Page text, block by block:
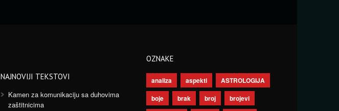
NAJNOVIJI TEKSTOVI
Kamen za komunikaciju sa duhovima
zaštitnicima
OZNAKE
analiza aspekti
ASTROLOGIJA
boje
brak broj
brojevi